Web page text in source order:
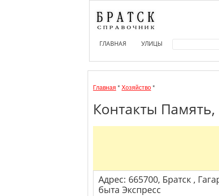
ГЛАВНАЯ УЛИЦЫ
Главная * Хозяйство *
Контакты
Адрес: 665700, Братск ,
быта Экспресс